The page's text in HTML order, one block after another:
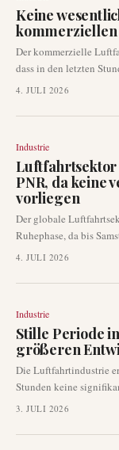
Keine
Der kommerzielle
dass in den letzten
Routenerweiterungen
betrifft keines davon
4. JULI 2026
Industrie
Luftfahrtsektor
PNR, da keine
vorliegen
Der globale
Ruhephase, da bis
oder signifikanten
Nachrichtenagenturen
eine bemerkenswerte
4. JULI 2026
Industrie
Stille Periode
größeren
Die Luftfahrtindustrie
Stunden keine
gemeldet wurden. Die
Flughäfen, Routen
3. JULI 2026